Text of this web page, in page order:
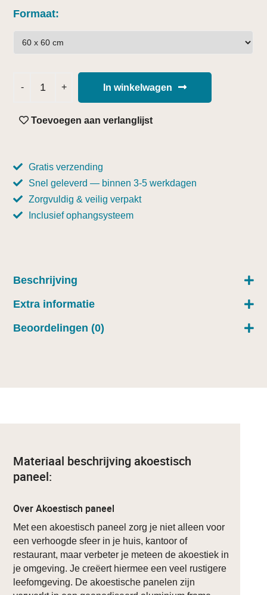
Formaat
In winkelwagen
Toevoegen aan verlanglijst
Gratis verzending
Snel geleverd — binnen 3-5 werkdagen
Zorgvuldig & veilig verpakt
Inclusief ophangsysteem
Beschrijving
Extra informatie
Beoordelingen (0)
Materiaal beschrijving akoestisch
paneel:
Over Akoestisch paneel
Met een akoestisch paneel zorg je niet alleen voor
een verhoogde sfeer in je huis, kantoor of
restaurant, maar verbeter je meteen de akoestiek in
je omgeving. Je creëert hiermee een veel rustigere
leefomgeving. De akoestische panelen zijn